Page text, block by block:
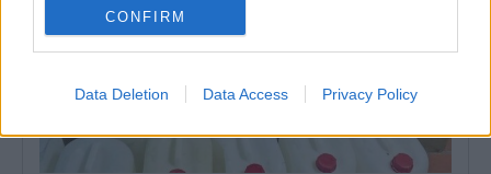
CONFIRM
Data Deletion Data Access Privacy Policy